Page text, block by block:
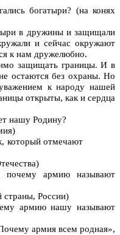
(на конях
в дружины и защищали
и сейчас окружают
к нам дружелюбно.
защищать границы. И в
остаются без охраны. Но
к народу нашей
открыты, как и сердца
нашу Родину?
который отмечают
армию называют
России)
армию нашу называют
армия всем родная»,